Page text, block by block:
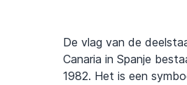
De vlag van de
Canaria in Spanje
1982. Het is een